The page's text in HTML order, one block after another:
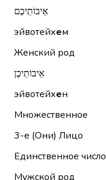
אֵיבוֹתֵיכֶם
эйвотейхем
Женский род
אֵיבוֹתֵיכֶן
эйвотейхен
Множественное
3-е (Они) Лицо
Единственное число
Мужской род